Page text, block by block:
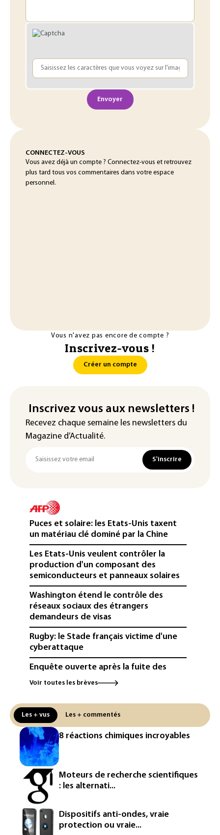
Envoyer
CONNECTEZ-VOUS
Vous avez déjà un compte ? Connectez-vous et retrouvez
plus tard tous vos commentaires dans votre espace
personnel.
Vous n'avez pas encore de compte ?
Inscrivez-vous !
Créer un compte
Inscrivez vous aux newsletters !
Recevez chaque semaine les newsletters du
Magazine d’Actualité.
S'inscrire
Puces et solaire: les Etats-Unis taxent
un matériau clé dominé par la Chine
Les Etats-Unis veulent contrôler la
production d'un composant des
semiconducteurs et panneaux solaires
Washington étend le contrôle des
réseaux sociaux des étrangers
demandeurs de visas
Rugby: le Stade français victime d'une
cyberattaque
Enquête ouverte après la fuite des
données de 300.000 clients
La Slovaquie enregistre un record
absolu de 42,2°C (services
météorologiques)
Paris : une trentaine de membres d'un
canal Telegram masculiniste convoqués
devant la justice
Jeux vidéo: le très attendu "GTA VI"
promet d'en dévoiler plus sur Netflix le
27 août
Dans les entrailles de Paris, un chantier
Voir toutes les brèves
Les + vus Les + commentés
8 réactions chimiques incroyables
Moteurs de recherche scientifiques
: les alternati...
Dispositifs anti-ondes, vraie
protection ou vraie...